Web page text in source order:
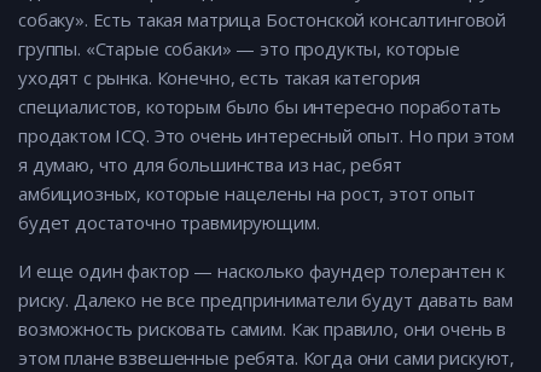
собаку». Есть такая матрица Бостонской консалтинговой
группы. «Старые собаки» — это продукты, которые
уходят с рынка. Конечно, есть такая категория
специалистов, которым было бы интересно поработать
продактом ICQ. Это очень интересный опыт. Но при этом
я думаю, что для большинства из нас, ребят
амбициозных, которые нацелены на рост, этот опыт
будет достаточно травмирующим.
И еще один фактор — насколько фаундер толерантен к
риску. Далеко не все предприниматели будут давать вам
возможность рисковать самим. Как правило, они очень в
этом плане взвешенные ребята. Когда они сами рискуют,